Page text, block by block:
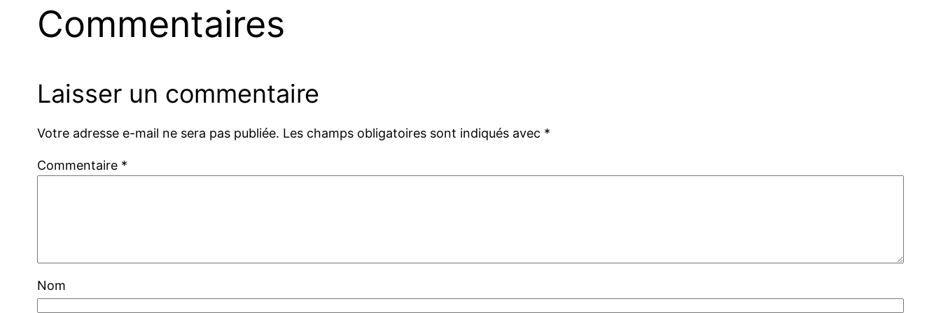
Commentaires
Laisser un commentaire
Votre adresse e-mail ne sera pas publiée. Les champs obligatoires sont indiqués avec *
Commentaire *
Nom